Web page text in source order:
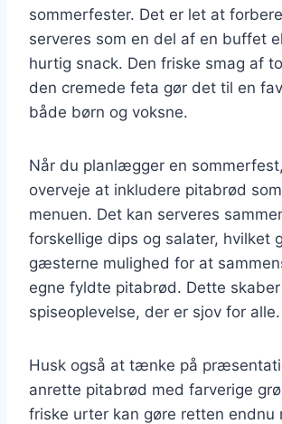
sommerfester. Det er let at
serveres som en del af en buffet
hurtig snack. Den friske smag af
den cremede feta gør det til en
både børn og voksne.
Når du planlægger en
overveje at inkludere pitabrød
menuen. Det kan serveres
forskellige dips og salater, hvilket
gæsterne mulighed for at
egne fyldte pitabrød. Dette
spiseoplevelse, der er sjov for alle.
Husk også at tænke på
anrette pitabrød med farverige
friske urter kan gøre retten endnu